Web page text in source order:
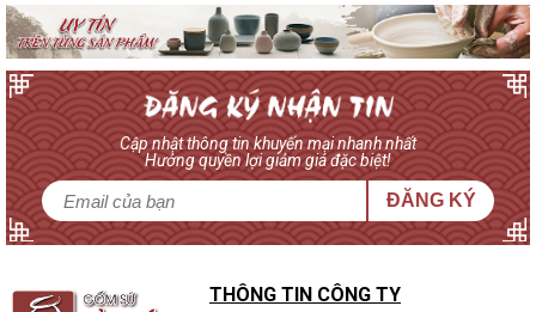
Cập nhật thông tin khuyến mại nhanh nhất
Hưởng quyền lợi giảm giá đặc biệt!
ĐĂNG KÝ
THÔNG TIN CÔNG TY